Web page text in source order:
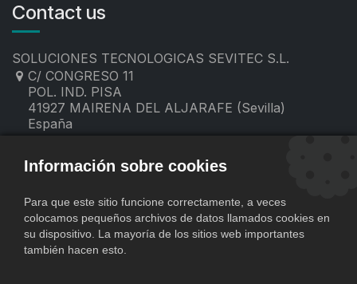
Contact us
SOLUCIONES TECNOLOGICAS SEVITEC S.L.
C/ CONGRESO 11
POL. IND. PISA
41927 MAIRENA DEL ALJARAFE (Sevilla)
España
contacto@sevitec.es
Información sobre cookies
Para que este sitio funcione correctamente, a veces
colocamos pequeños archivos de datos llamados cookies en
su dispositivo. La mayoría de los sitios web importantes
también hacen esto.